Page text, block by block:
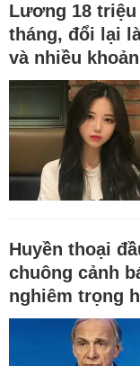
Lương 18
tháng, đổi lại
và nhiều
Huyền thoại
chuông cảnh
nghiêm trọng